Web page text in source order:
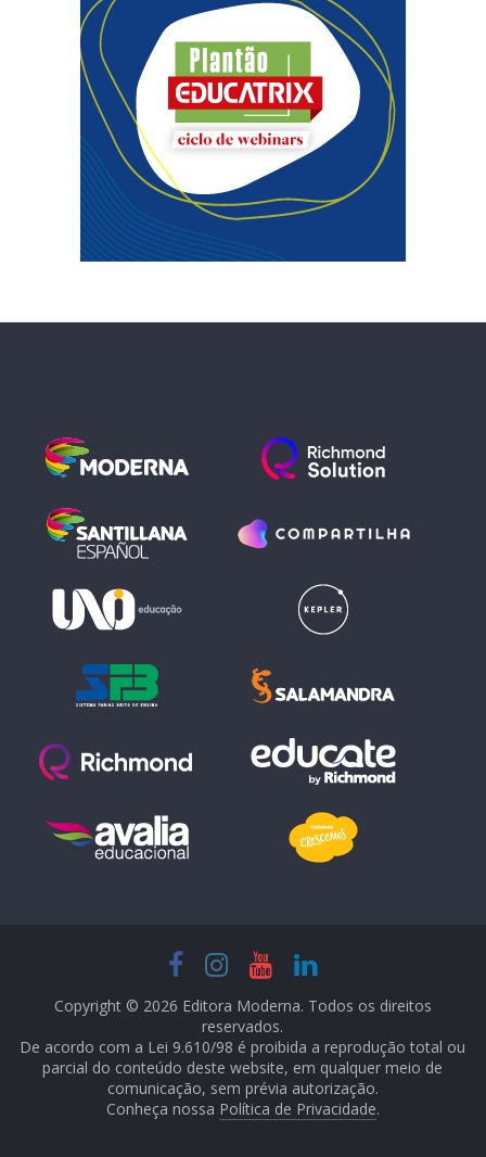
Copyright © 2026 Editora Moderna. Todos os direitos
reservados.
De acordo com a Lei 9.610/98 é proibida a reprodução total ou
parcial do conteúdo deste website, em qualquer meio de
comunicação, sem prévia autorização.
Conheça nossa Política de Privacidade.